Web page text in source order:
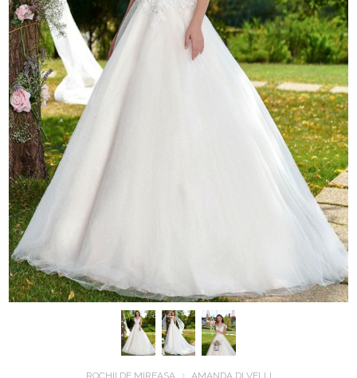
ROCHII DE MIREASA AMANDA DI VELLI